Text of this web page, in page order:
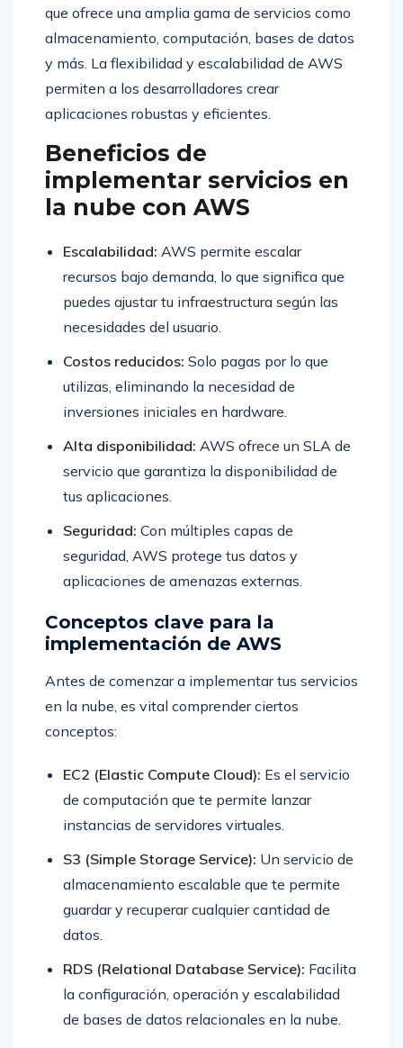
que ofrece una amplia gama de servicios como
almacenamiento, computación, bases de datos
y más. La flexibilidad y escalabilidad de AWS
permiten a los desarrolladores crear
aplicaciones robustas y eficientes.
Beneficios de
implementar servicios en
la nube con AWS
Escalabilidad: AWS permite escalar
recursos bajo demanda, lo que significa que
puedes ajustar tu infraestructura según las
necesidades del usuario.
Costos reducidos: Solo pagas por lo que
utilizas, eliminando la necesidad de
inversiones iniciales en hardware.
Alta disponibilidad: AWS ofrece un SLA de
servicio que garantiza la disponibilidad de
tus aplicaciones.
Seguridad: Con múltiples capas de
seguridad, AWS protege tus datos y
aplicaciones de amenazas externas.
Conceptos clave para la
implementación de AWS
Antes de comenzar a implementar tus servicios
en la nube, es vital comprender ciertos
conceptos:
EC2 (Elastic Compute Cloud): Es el servicio
de computación que te permite lanzar
instancias de servidores virtuales.
S3 (Simple Storage Service): Un servicio de
almacenamiento escalable que te permite
guardar y recuperar cualquier cantidad de
datos.
RDS (Relational Database Service): Facilita
la configuración, operación y escalabilidad
de bases de datos relacionales en la nube.